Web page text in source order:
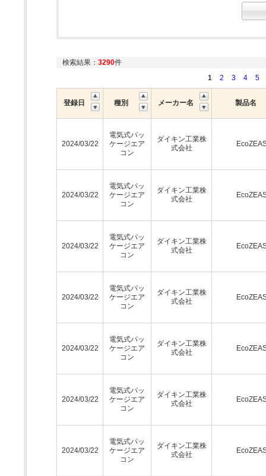
検索結果： 3290件
1
2 3 4 5
登録日 種別 メーカー名 製品名
2024/03/22
電気式パッ
ケージエア
コン
ダイキン工業株
式会社
2024/03/22
電気式パッ
ケージエア
コン
ダイキン工業株
式会社
2024/03/22
電気式パッ
ケージエア
コン
ダイキン工業株
式会社
2024/03/22
電気式パッ
ケージエア
コン
ダイキン工業株
式会社
2024/03/22
電気式パッ
ケージエア
コン
ダイキン工業株
式会社
2024/03/22
電気式パッ
ケージエア
コン
ダイキン工業株
式会社
2024/03/22
電気式パッ
ケージエア
コン
ダイキン工業株
式会社